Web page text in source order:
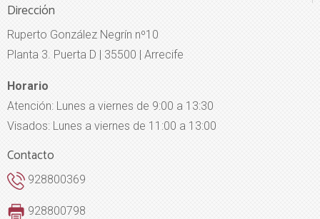
Dirección
Ruperto González Negrín nº10
Planta 3. Puerta D | 35500 | Arrecife
Horario
Atención: Lunes a viernes de 9:00 a 13:30
Visados: Lunes a viernes de 11:00 a 13:00
Contacto
928800369
928800798